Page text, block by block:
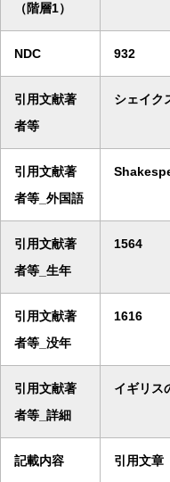
（階層1）
NDC 932
引用文献著
者等
シェイク
引用文献著
者等_外国語
引用文献著
者等_生年
1564
引用文献著
者等_没年
1616
引用文献著
者等_詳細
イギリス
記載内容 引用文章